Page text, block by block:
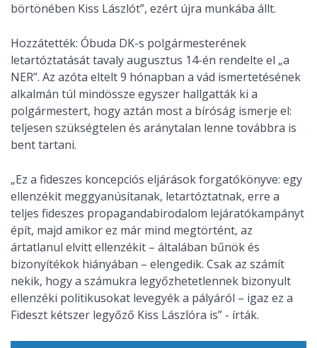
börtönében Kiss Lászlót”, ezért újra munkába állt.
Hozzátették: Óbuda DK-s polgármesterének
letartóztatását tavaly augusztus 14-én rendelte el „a
NER”. Az azóta eltelt 9 hónapban a vád ismertetésének
alkalmán túl mindössze egyszer hallgatták ki a
polgármestert, hogy aztán most a bíróság ismerje el:
teljesen szükségtelen és aránytalan lenne továbbra is
bent tartani.
„Ez a fideszes koncepciós eljárások forgatókönyve: egy
ellenzékit meggyanúsítanak, letartóztatnak, erre a
teljes fideszes propagandabirodalom lejáratókampányt
épít, majd amikor ez már mind megtörtént, az
ártatlanul elvitt ellenzékit – általában bűnök és
bizonyítékok hiányában – elengedik. Csak az számít
nekik, hogy a számukra legyőzhetetlennek bizonyult
ellenzéki politikusokat levegyék a pályáról – igaz ez a
Fideszt kétszer legyőző Kiss Lászlóra is” - írták.